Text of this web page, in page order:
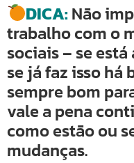
DICA:Não
trabalho com o
sociais – se
se já faz isso há
sempre bom
vale a pena
como estão ou
mudanças.